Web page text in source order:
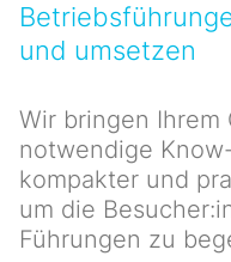
und umsetzen
Wir bringen Ihrem
notwendige
kompakter und
um die
Führungen zu